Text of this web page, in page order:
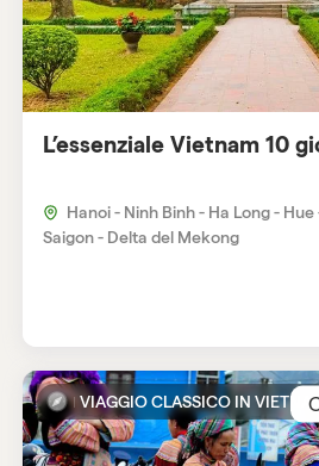
L’essenziale Vietnam 10
Hanoi - Ninh Binh - Ha Long -
Saigon - Delta del Mekong
VIAGGIO CLASSICO IN